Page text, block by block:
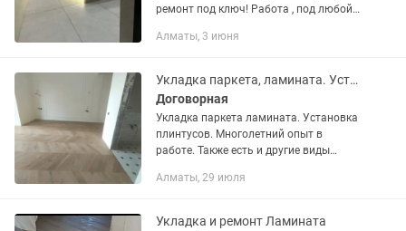
ремонт под ключ! Работа , под любой
дома, коммерческих помещений,
Алматы, 3 июня
Укладка паркета, ламината. Установка плинстусов.И другие работы по дереву.
Договорная
Укладка паркета ламината. Установка
плинтусов. Многолетний опыт в
работе. Также есть и другие виды
межкомнатных дверей.
Алматы, 29 июля
Укладка и ремонт Ламината